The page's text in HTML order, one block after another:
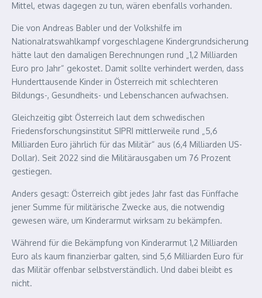
Mittel, etwas dagegen zu tun, wären ebenfalls vorhanden.
Die von Andreas Babler und der Volkshilfe im
Nationalratswahlkampf vorgeschlagene Kindergrundsicherung
hätte laut den damaligen Berechnungen rund „1,2 Milliarden
Euro pro Jahr“ gekostet. Damit sollte verhindert werden, dass
Hunderttausende Kinder in Österreich mit schlechteren
Bildungs-, Gesundheits- und Lebenschancen aufwachsen.
Gleichzeitig gibt Österreich laut dem schwedischen
Friedensforschungsinstitut SIPRI mittlerweile rund „5,6
Milliarden Euro jährlich für das Militär“ aus (6,4 Milliarden US-
Dollar). Seit 2022 sind die Militärausgaben um 76 Prozent
gestiegen.
Anders gesagt: Österreich gibt jedes Jahr fast das Fünffache
jener Summe für militärische Zwecke aus, die notwendig
gewesen wäre, um Kinderarmut wirksam zu bekämpfen.
Während für die Bekämpfung von Kinderarmut 1,2 Milliarden
Euro als kaum finanzierbar galten, sind 5,6 Milliarden Euro für
das Militär offenbar selbstverständlich. Und dabei bleibt es
nicht.